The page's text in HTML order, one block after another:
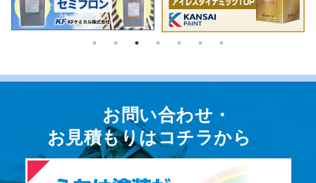
お問い合わせ・
お⾒積もりはコチラから